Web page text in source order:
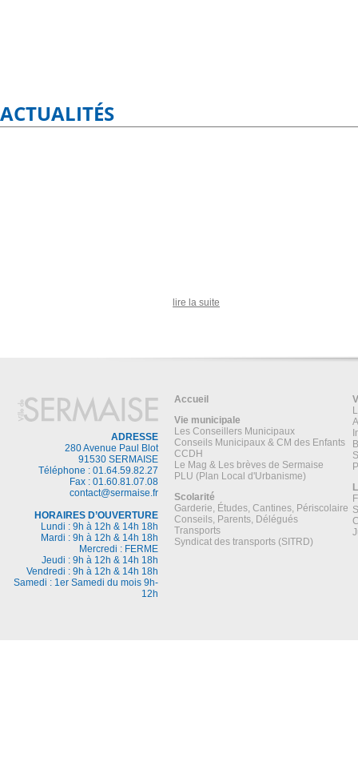
ACTUALITÉS
lire la suite
ADRESSE
280 Avenue Paul Blot
91530 SERMAISE
Téléphone : 01.64.59.82.27
Fax : 01.60.81.07.08
contact@sermaise.fr
HORAIRES D’OUVERTURE
Lundi : 9h à 12h & 14h 18h
Mardi : 9h à 12h & 14h 18h
Mercredi : FERME
Jeudi : 9h à 12h & 14h 18h
Vendredi : 9h à 12h & 14h 18h
Samedi : 1er Samedi du mois 9h-
12h
Accueil
Vie municipale
Les Conseillers Municipaux
Conseils Municipaux & CM des Enfants
CCDH
Le Mag & Les brèves de Sermaise
PLU (Plan Local d'Urbanisme)
Scolarité
Garderie, Études, Cantines, Périscolaire
Conseils, Parents, Délégués
Transports
Syndicat des transports (SITRD)